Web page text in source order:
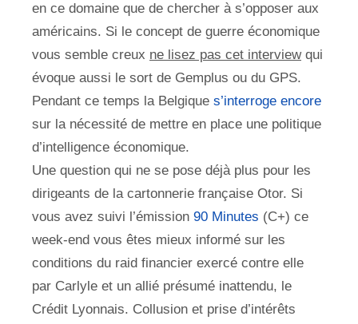
en ce domaine que de chercher à s’opposer aux
américains. Si le concept de guerre économique
vous semble creux ne lisez pas cet interviewqui
évoque aussi le sort de Gemplus ou du GPS.
Pendant ce temps la Belgique s’interroge encore
sur la nécessité de mettre en place une politique
d’intelligence économique.
Une question qui ne se pose déjà plus pour les
dirigeants de la cartonnerie française Otor. Si
vous avez suivi l’émission 90 Minutes (C+) ce
week-end vous êtes mieux informé sur les
conditions du raid financier exercé contre elle
par Carlyle et un allié présumé inattendu, le
Crédit Lyonnais. Collusion et prise d’intérêts